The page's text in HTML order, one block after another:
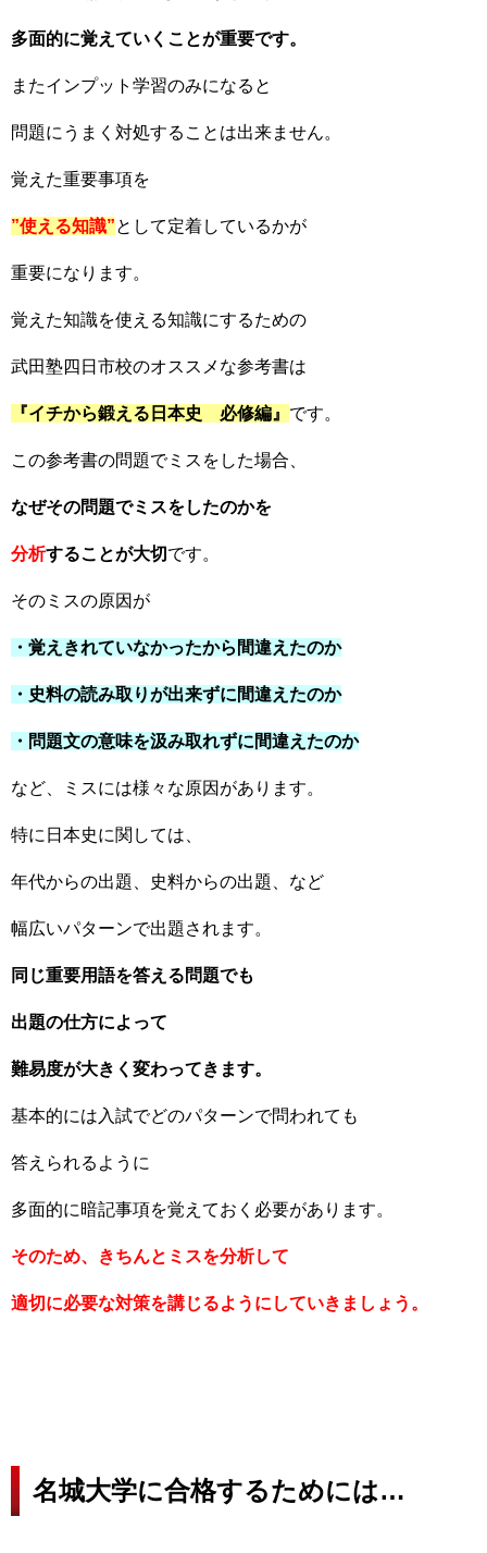
多面的に覚えていくことが重要です。
またインプット学習のみになると
問題にうまく対処することは出来ません。
覚えた重要事項を
”使える知識”として定着しているかが
重要になります。
覚えた知識を使える知識にするための
武田塾四日市校のオススメな参考書は
『イチから鍛える日本史 必修編』 です。
この参考書の問題でミスをした場合、
なぜその問題でミスをしたのかを
分析することが大切です。
そのミスの原因が
・覚えきれていなかったから間違えたのか
・史料の読み取りが出来ずに間違えたのか
・問題文の意味を汲み取れずに間違えたのか
など、ミスには様々な原因があります。
特に日本史に関しては、
年代からの出題、史料からの出題、など
幅広いパターンで出題されます。
同じ重要用語を答える問題でも
出題の仕方によって
難易度が大きく変わってきます。
基本的には入試でどのパターンで問われても
答えられるように
多面的に暗記事項を覚えておく必要があります。
そのため、きちんとミスを分析して
適切に必要な対策を講じるようにしていきましょう。
名城大学に合格するためには…